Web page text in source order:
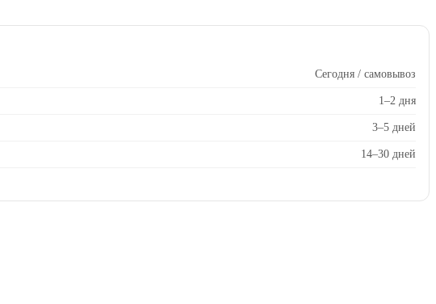
Сегодня / самовывоз
1–2 дня
3–5 дней
14–30 дней